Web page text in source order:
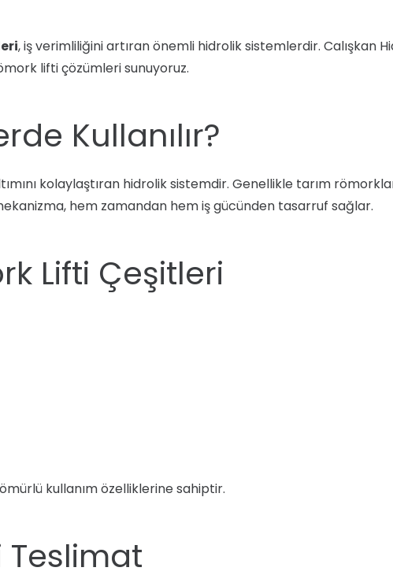
, iş verimliliğini artıran önemli hidrolik sistemlerdir. Calışkan
lifti çözümleri sunuyoruz.
Kullanılır?
kolaylaştıran hidrolik sistemdir. Genellikle tarım
hem zamandan hem iş gücünden tasarruf sağlar.
Lifti Çeşitleri
ömürlü kullanım özelliklerine sahiptir.
Teslimat